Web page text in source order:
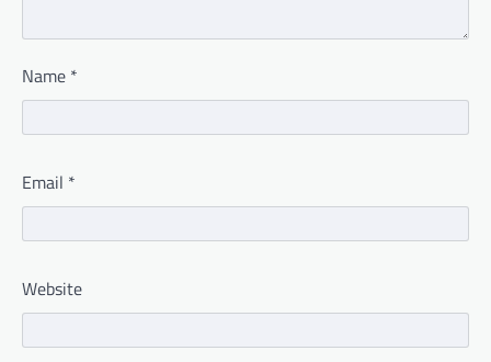
Name *
Email *
Website